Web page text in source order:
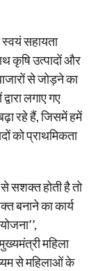
स्वयं सहायता
कृषि उत्पादों और
से जोड़ने का
लगाए गए
रहे हैं, जिसमें हमें
को प्राथमिकता
सशक्त होती है तो
बनाने का कार्य
महिला
से महिलाओं के